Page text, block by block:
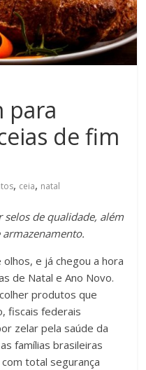
para
de fim
, ceia, natal
selos de qualidade, além
armazenamento.
e já chegou a hora
de Natal e Ano Novo.
produtos que
fiscais federais
zelar pela saúde da
famílias brasileiras
total segurança